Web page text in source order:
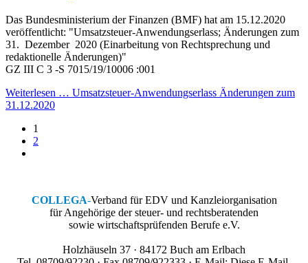
Das Bundesministerium der Finanzen (BMF) hat am 15.12.2020
veröffentlicht: "Umsatzsteuer-Anwendungserlass; Änderungen zum
31. Dezember 2020 (Einarbeitung von Rechtsprechung und
redaktionelle Änderungen)"
GZ III C 3 -S 7015/19/10006 :001
Weiterlesen … Umsatzsteuer-Anwendungserlass Änderungen zum
31.12.2020
1
2
COLLEGA-Verband für EDV und Kanzleiorganisation
für Angehörige der steuer- und rechtsberatenden
sowie wirtschaftsprüfenden Berufe e.V.
Holzhäuseln 37 · 84172 Buch am Erlbach